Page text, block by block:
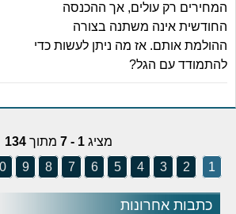
כתבות אחרונות
המחירים רק עולים, אך ההכנסה
החודשית אינה משתנה בצורה
ההולמת אותם. אז מה ניתן לעשות כדי
להתמודד עם הגל?
מציג 1 - 7 מתוך 134
1
2
3
4
5
6
7
8
9